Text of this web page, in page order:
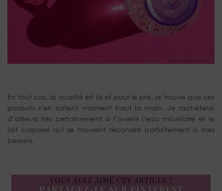
En tout cas, la qualité est là et pour le prix, je trouve que ces
produits s’en sortent vraiment haut la main. Je rachèterai
d’ailleurs très certainement à l’avenir l’eau micellaire et le
lait corporel qui se trouvent répondre parfaitement à mes
besoins.